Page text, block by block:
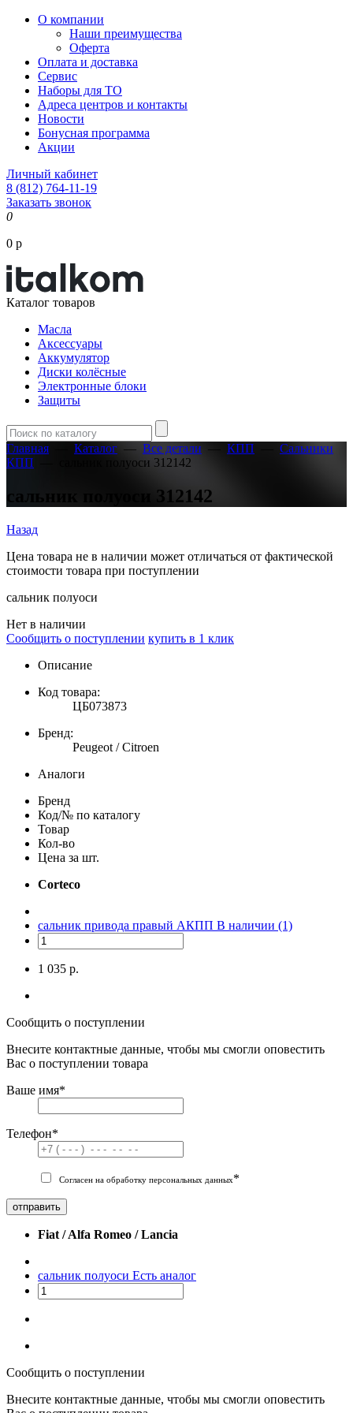
О компании
Наши преимущества
Оферта
Оплата и доставка
Сервис
Наборы для ТО
Адреса центров и контакты
Новости
Бонусная программа
Акции
Личный кабинет
8 (812) 764-11-19
Заказать звонок
0
0 р
Каталог товаров
Масла
Аксессуары
Аккумулятор
Диски колёсные
Электронные блоки
Защиты
Главная Каталог — Все детали — КПП
Сальники
КПП
сальник полуоси 312142
сальник полуоси 312142
Назад
Цена товара не в наличии может отличаться от фактической
стоимости товара при поступлении
сальник полуоси
Нет в наличии
Сообщить о поступлении купить в 1 клик
Описание
Код товара:
ЦБ073873
Бренд:
Peugeot / Citroen
Аналоги
Бренд
Код/№ по каталогу
Товар
Кол-во
Цена за шт.
Corteco
сальник привода правый АКПП В наличии (1)
1 035 р.
Сообщить о поступлении
Внесите контактные данные, чтобы мы смогли оповестить
Вас о поступлении товара
Ваше имя*
Телефон*
Согласен на обработку персональных данных*
отправить
Fiat / Alfa Romeo / Lancia
сальник полуоси Есть аналог
Сообщить о поступлении
Внесите контактные данные, чтобы мы смогли оповестить